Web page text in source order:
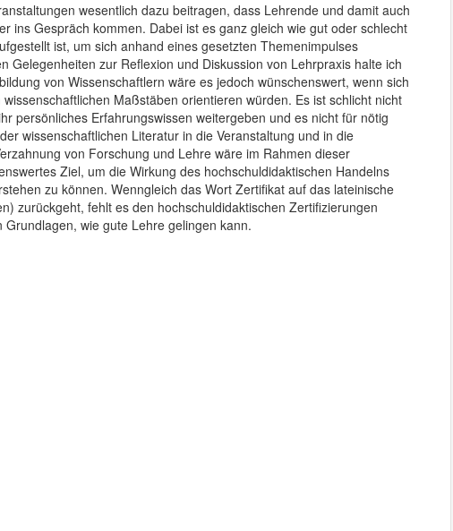
wesentlich dazu beitragen, dass Lehrende und damit auch
ins Gespräch kommen. Dabei ist es ganz gleich wie gut oder schlecht
ist, um sich anhand eines gesetzten Themenimpulses
Gelegenheiten zur Reflexion und Diskussion von Lehrpraxis halte ich
von Wissenschaftlern wäre es jedoch wünschenswert, wenn sich
Maßstäben orientieren würden. Es ist schlicht nicht
persönliches Erfahrungswissen weitergeben und es nicht für nötig
wissenschaftlichen Literatur in die Veranstaltung und in die
von Forschung und Lehre wäre im Rahmen dieser
Ziel, um die Wirkung des hochschuldidaktischen Handelns
zu können. Wenngleich das Wort Zertifikat auf das lateinische
zurückgeht, fehlt es den hochschuldidaktischen Zertifizierungen
wie gute Lehre gelingen kann.